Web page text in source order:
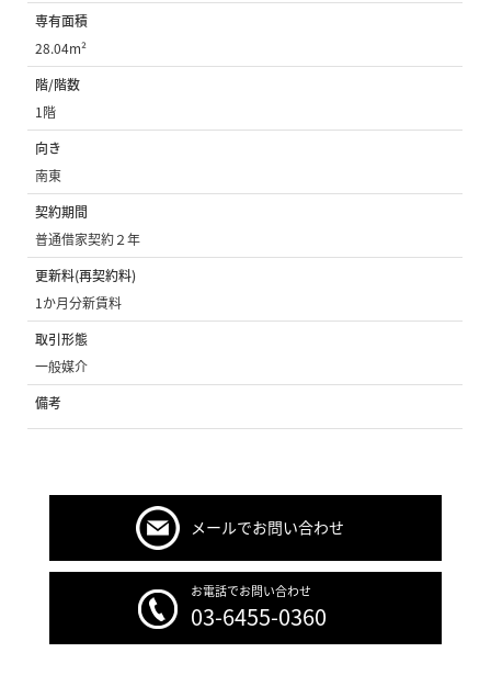
専有面積
28.04m²
階/階数
1階
向き
南東
契約期間
普通借家契約２年
更新料(再契約料)
1か月分新賃料
取引形態
一般媒介
備考
メールでお問い合わせ
お電話でお問い合わせ
03-6455-0360